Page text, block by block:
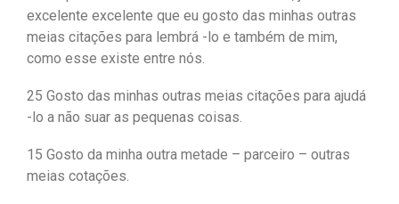
excelente excelente que eu gosto das minhas outras
meias citações para lembrá -lo e também de mim,
como esse existe entre nós.
25 Gosto das minhas outras meias citações para ajudá
-lo a não suar as pequenas coisas.
15 Gosto da minha outra metade – parceiro – outras
meias cotações.